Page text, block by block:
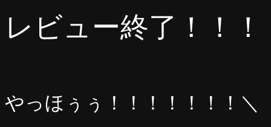
レビュー終了！！
やっほぅぅ！！！！！！！＼